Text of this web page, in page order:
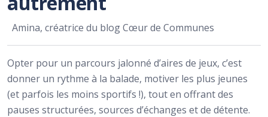
Amina, créatrice du blog Cœur de Communes
Opter pour un parcours jalonné d’aires de jeux, c’est
donner un rythme à la balade, motiver les plus jeunes
(et parfois les moins sportifs !), tout en offrant des
pauses structurées, sources d’échanges et de détente.